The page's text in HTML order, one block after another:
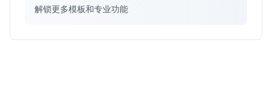
解锁更多模板和专业功能